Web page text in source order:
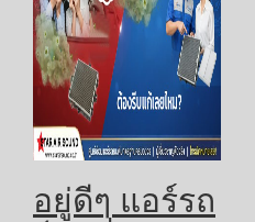
อยู่ดีๆ แอร์รถ